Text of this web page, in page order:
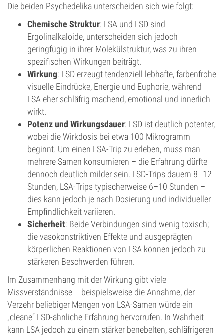
Die beiden Psychedelika unterscheiden sich wie folgt:
Chemische Struktur: LSA und LSD sind
Ergolinalkaloide, unterscheiden sich jedoch
geringfügig in ihrer Molekülstruktur, was zu ihren
spezifischen Wirkungen beiträgt.
Wirkung: LSD erzeugt tendenziell lebhafte, farbenfrohe
visuelle Eindrücke, Energie und Euphorie, während
LSA eher schläfrig machend, emotional und innerlich
wirkt.
Potenz und Wirkungsdauer: LSD ist deutlich potenter,
wobei die Wirkdosis bei etwa 100 Mikrogramm
beginnt. Um einen LSA-Trip zu erleben, muss man
mehrere Samen konsumieren – die Erfahrung dürfte
dennoch deutlich milder sein. LSD-Trips dauern 8–12
Stunden, LSA-Trips typischerweise 6–10 Stunden –
dies kann jedoch je nach Dosierung und individueller
Empfindlichkeit variieren.
Sicherheit: Beide Verbindungen sind wenig toxisch;
die vasokonstriktiven Effekte und ausgeprägten
körperlichen Reaktionen von LSA können jedoch zu
stärkeren Beschwerden führen.
Im Zusammenhang mit der Wirkung gibt viele
Missverständnisse – beispielsweise die Annahme, der
Verzehr beliebiger Mengen von LSA-Samen würde ein
„cleane“ LSD-ähnliche Erfahrung hervorrufen. In Wahrheit
kann LSA jedoch zu einem stärker benebelten, schläfrigeren